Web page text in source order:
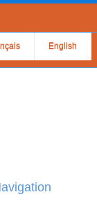
English